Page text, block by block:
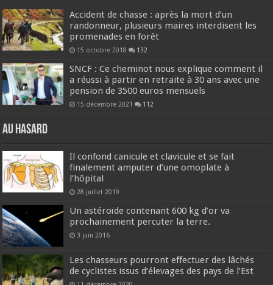
Accident de chasse : après la mort d’un
randonneur, plusieurs maires interdisent les
promenades en forêt
15 octobre 2018 132
SNCF : Ce cheminot nous explique comment il
a réussi à partir en retraite à 30 ans avec une
pension de 3500 euros mensuels
15 décembre 2021 112
Au hasard
Il confond canicule et clavicule et se fait
finalement amputer d’une omoplate à
l’hôpital
28 juillet 2019
Un astéroïde contenant 600 kg d’or va
prochainement percuter la terre.
3 juin 2016
Les chasseurs pourront effectuer des lâchés
de cyclistes issus d’élevages des pays de l’Est